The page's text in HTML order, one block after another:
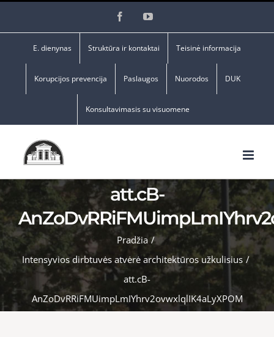
FacebookYouTube
E. dienynas Struktūra ir kontaktai Teisinė informacija
Korupcijos prevencija Paslaugos Nuorodos DUK
Konsultavimasis su visuomene
att.cB-
Pradžia /
Intensyvios dirbtuvės atvėrė architektūros užkulisius /
att.cB-
AnZoDvRRiFMUimpLmIYhrv2ovwxlqlIK4aLyXPOM